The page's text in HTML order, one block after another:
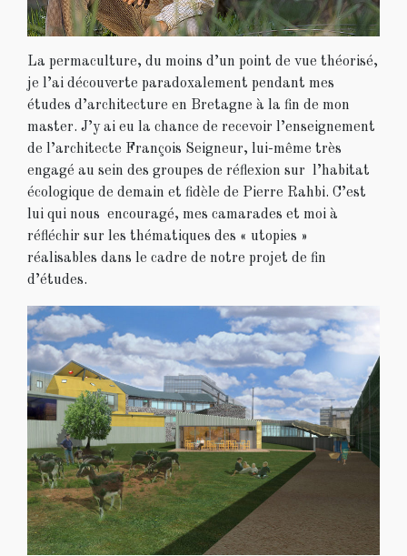
La permaculture, du moins d’un point de vue théorisé,
je l’ai découverte paradoxalement pendant mes
études d’architecture en Bretagne à la fin de mon
master. J’y ai eu la chance de recevoir l’enseignement
de l’architecte François Seigneur, lui-même très
engagé au sein des groupes de réflexion sur l’habitat
écologique de demain et fidèle de Pierre Rahbi. C’est
lui qui nous encouragé, mes camarades et moi à
réfléchir sur les thématiques des « utopies »
réalisables dans le cadre de notre projet de fin
d’études.